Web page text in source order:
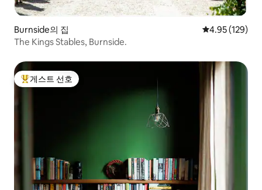
Burnside의 집 평점 4.95점(5
4.95 (129)
The Kings Stables, Burnside.
상위 게스트 선호
게스트 선호